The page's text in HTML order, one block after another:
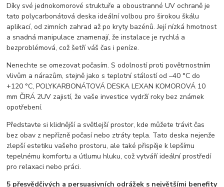
Díky své jednokomorové struktuře a oboustranné UV ochraně je
tato polycarbonátová deska ideální volbou pro širokou škálu
aplikací, od zimních zahrad až po kryty bazénů. Její nízká hmotnost
a snadná manipulace znamenají, že instalace je rychlá a
bezproblémová, což šetří váš čas i peníze.
Nenechte se omezovat počasím. S odolností proti povětrnostním
vlivům a nárazům, stejně jako s teplotní stálostí od –40 °C do
+120 °C, POLYKARBONÁTOVÁ DESKA LEXAN KOMOROVÁ 10
mm ČIRÁ 2UV zajistí, že vaše investice vydrží roky bez známek
opotřebení.
Představte si klidnější a světlejší prostor, kde můžete trávit čas
bez obav z nepřízně počasí nebo ztráty tepla. Tato deska nejenže
zlepší estetiku vašeho prostoru, ale také přispěje k lepšímu
tepelnému komfortu a útlumu hluku, což vytváří ideální prostředí
pro relaxaci nebo práci.
5 přesvědčivých a persuasivních odrážek s největšími benefity